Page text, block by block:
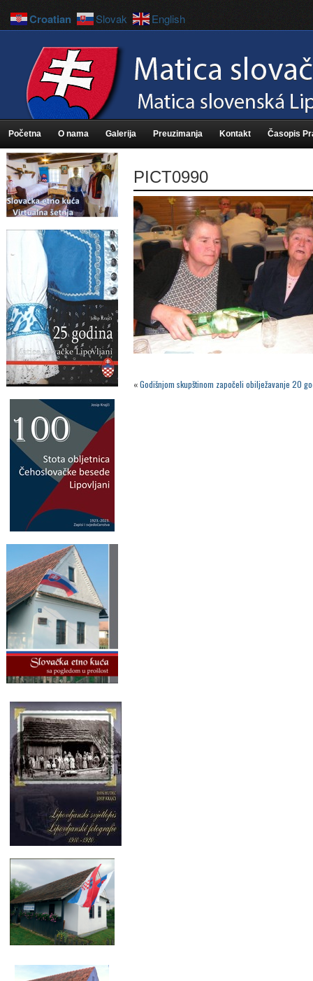
Početna O nama Galerija Preuzimanja Kontakt Časopis
PICT0990
«Godišnjom skupštinom započeli obilježavanje 20
Croatian Slovak English